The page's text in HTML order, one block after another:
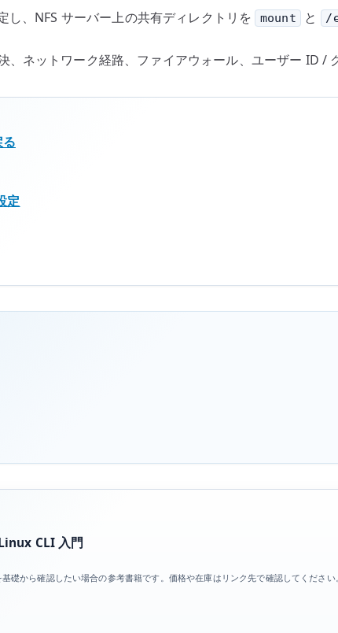
、NFS サーバー上の共有ディレクトリを mount と /
、ネットワーク経路、ファイアウォール、ユーザー ID /
定
CLI 入門
礎から確認したい場合の参考書籍です。価格や在庫はリンク先で確認してください。